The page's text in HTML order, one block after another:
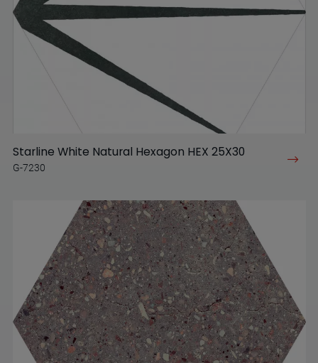
Starline White Natural Hexagon HEX 25X30
G-7230